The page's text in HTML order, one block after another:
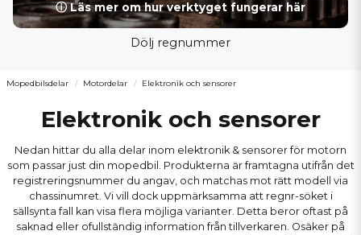
ⓘ Läs mer om hur verktyget fungerar här
Dölj regnummer
Mopedbilsdelar Motordelar Elektronik och sensorer
Elektronik och sensorer
Nedan hittar du alla delar inom elektronik & sensorer för motorn
som passar just din mopedbil. Produkterna är framtagna utifrån det
registreringsnummer du angav, och matchas mot rätt modell via
chassinumret. Vi vill dock uppmärksamma att regnr-söket i
sällsynta fall kan visa flera möjliga varianter. Detta beror oftast på
saknad eller ofullständig information från tillverkaren. Osäker på